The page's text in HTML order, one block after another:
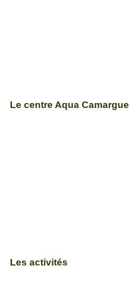
Le centre Aqua Camargue
Les activités